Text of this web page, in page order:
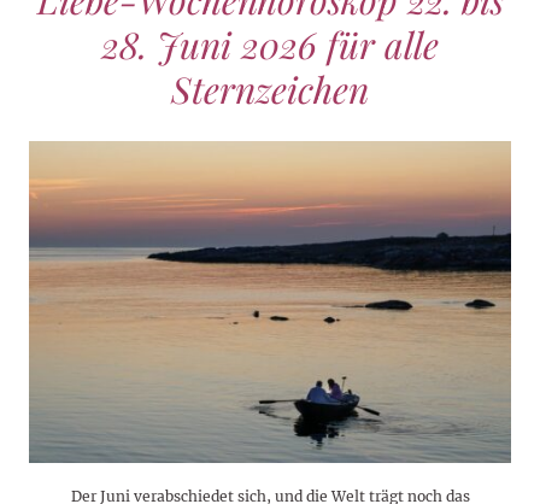
28. Juni 2026 für alle
Sternzeichen
Der Juni verabschiedet sich, und die Welt trägt noch das